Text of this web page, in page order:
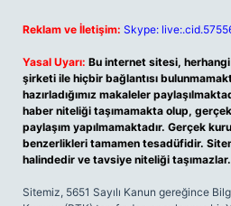
Reklam ve İletişim: Skype:
Yasal Uyarı: Bu internet sitesi,
şirketi ile hiçbir bağlantısı
hazırladığımız makaleler
haber niteliği taşımamakta olup,
paylaşım yapılmamaktadır. Gerçek
benzerlikleri tamamen tesadüfidir.
halindedir ve tavsiye niteliği taşımazlar.
Sitemiz, 5651 Sayılı Kanun gereğince